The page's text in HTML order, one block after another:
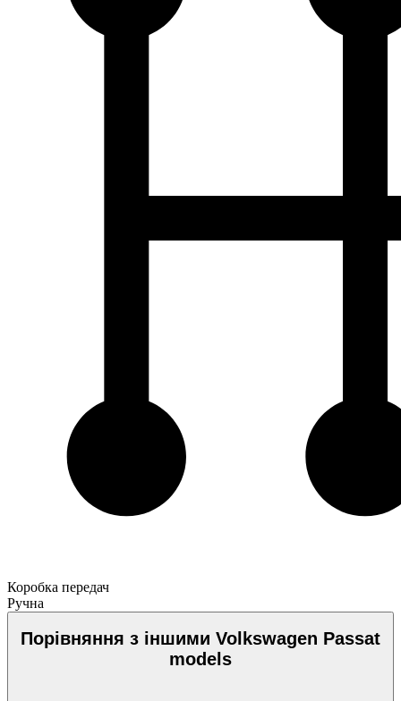
Коробка передач
Ручна
Порівняння з іншими Volkswagen Passat
models